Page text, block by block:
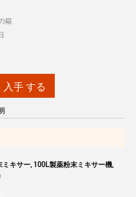
箱
手 する
ミキサー, 100L製薬粉末ミキサー機,